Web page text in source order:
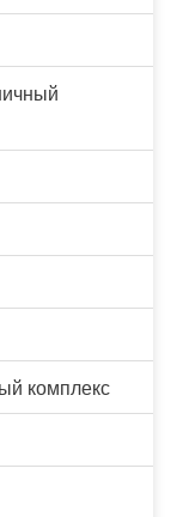
комплекс